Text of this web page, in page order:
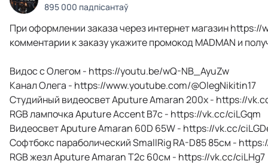
895 000 падпісантаў
При оформлении заказа через интернет магазин
комментарии к заказу укажите промокод MADMAN и
Видос с Олегом - https://youtu.be/wQ-NB_AyuZw
Канал Олега - https://www.youtube.com/@OlegNikitin17
Студийный видеосвет Aputure Amaran 200x - https://
RGB лампочка Aputure Accent B7c - https://vk.cc/ciLGqm
Видеосвет Aputure Amaran 60D 65W - https://vk.cc/
Софтбокс параболический SmallRig RA-D85 85см -
RGB жезл Aputure Amaran T2c 60см - https://vk.cc/ciLHg7